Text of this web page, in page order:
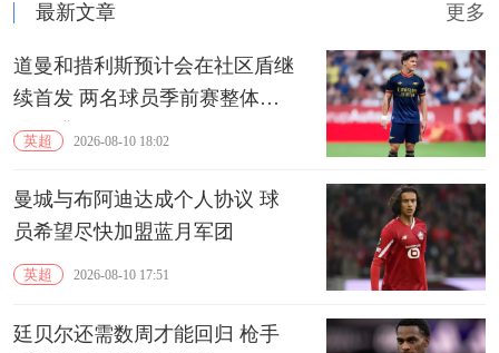
最新文章 更多
道曼和措利斯预计会在社区盾继
续首发 两名球员季前赛整体表
现不错
英超 2026-08-10 18:02
曼城与布阿迪达成个人协议 球
员希望尽快加盟蓝月军团
英超 2026-08-10 17:51
廷贝尔还需数周才能回归 枪手